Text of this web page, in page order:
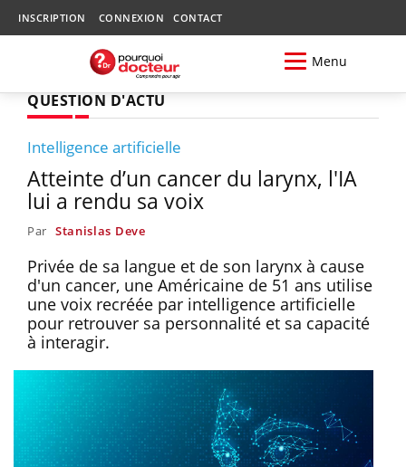
INSCRIPTION CONNEXION CONTACT
Menu
QUESTION D'ACTU
Intelligence artificielle
Atteinte d’un cancer du larynx, l'IA
lui a rendu sa voix
Par Stanislas Deve
Privée de sa langue et de son larynx à cause
d'un cancer, une Américaine de 51 ans utilise
une voix recréée par intelligence artificielle
pour retrouver sa personnalité et sa capacité
à interagir.